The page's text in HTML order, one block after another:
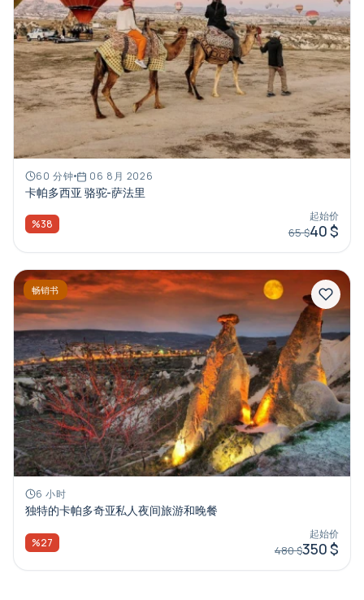
60 分钟 06 8月 2026
卡帕多西亚 骆驼-萨法里
%38
起始价
65 $40 $
畅销书
6 小时
独特的卡帕多奇亚私人夜间旅游和晚餐
%27
起始价
480 $350 $